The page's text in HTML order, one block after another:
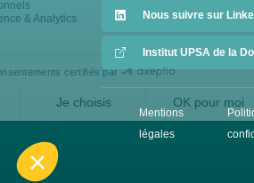
Nous suivre sur
Institut UPSA de la
Mentions
légales